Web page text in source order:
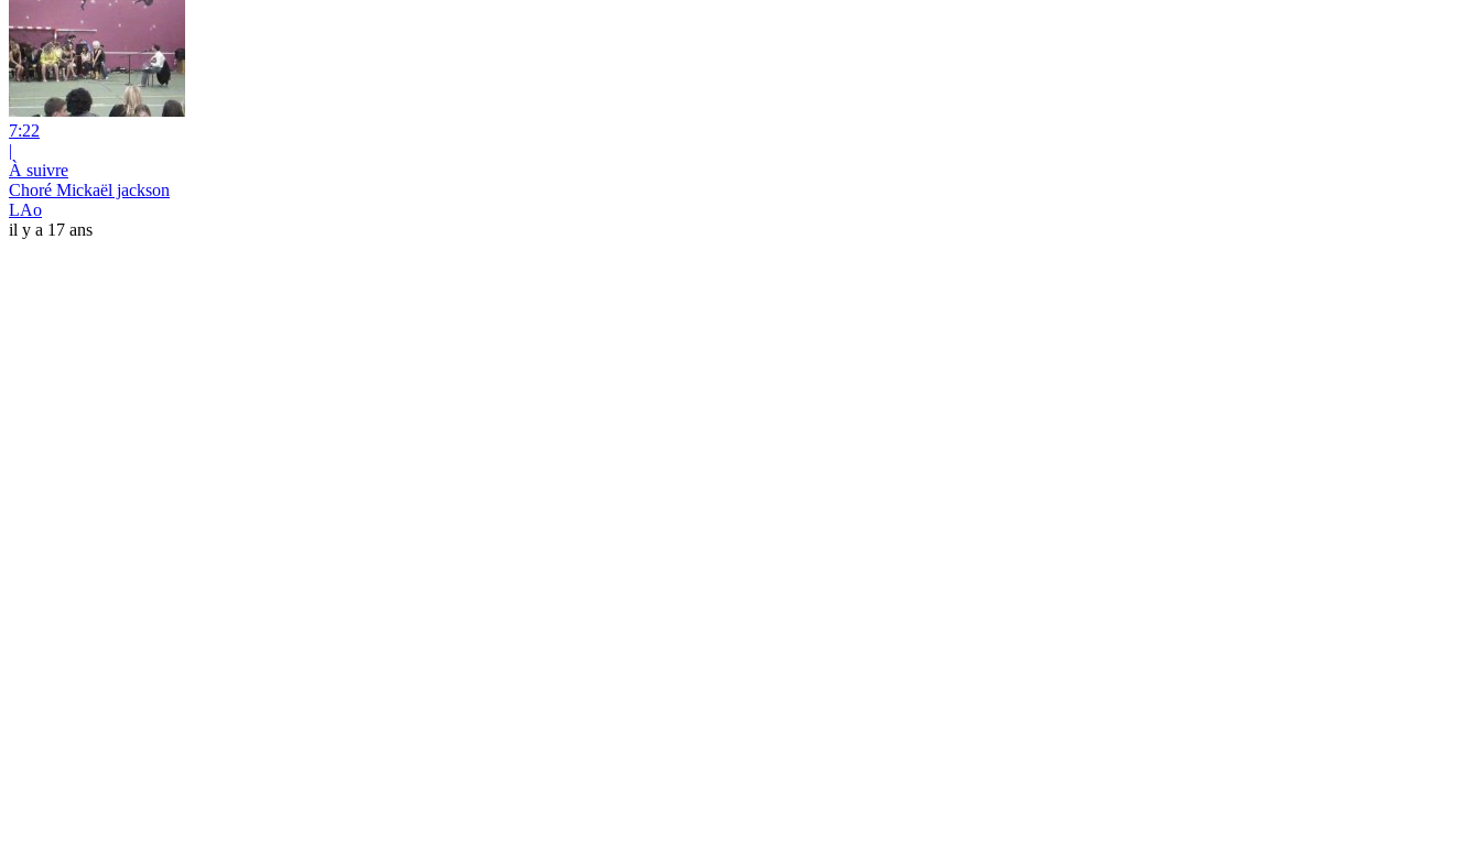
7:22
|
À suivre
Choré Mickaël jackson
LAo
il y a 17 ans